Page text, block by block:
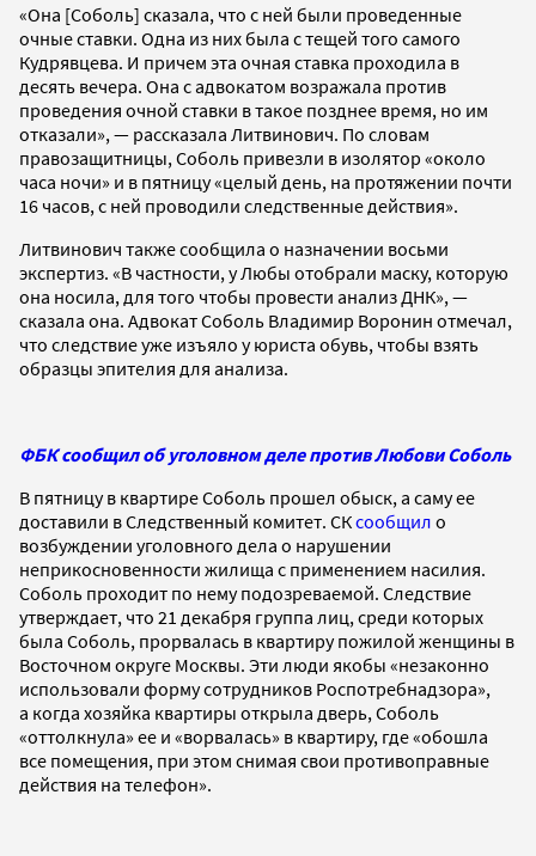
«Она [Соболь] сказала, что с ней были проведенные
очные ставки. Одна из них была с тещей того самого
Кудрявцева. И причем эта очная ставка проходила в
десять вечера. Она с адвокатом возражала против
проведения очной ставки в такое позднее время, но им
отказали», — рассказала Литвинович. По словам
правозащитницы, Соболь привезли в изолятор «около
часа ночи» и в пятницу «целый день, на протяжении почти
16 часов, с ней проводили следственные действия».
Литвинович также сообщила о назначении восьми
экспертиз. «В частности, у Любы отобрали маску, которую
она носила, для того чтобы провести анализ ДНК», —
сказала она. Адвокат Соболь Владимир Воронин отмечал,
что следствие уже изъяло у юриста обувь, чтобы взять
образцы эпителия для анализа.
ФБК сообщил об уголовном деле против Любови Соболь
В пятницу в квартире Соболь прошел обыск, а саму ее
доставили в Следственный комитет. СКсообщил о
возбуждении уголовного дела о нарушении
неприкосновенности жилища с применением насилия.
Соболь проходит по нему подозреваемой. Следствие
утверждает, что 21 декабря группа лиц, среди которых
была Соболь, прорвалась в квартиру пожилой женщины в
Восточном округе Москвы. Эти люди якобы «незаконно
использовали форму сотрудников Роспотребнадзора»,
а когда хозяйка квартиры открыла дверь, Соболь
«оттолкнула» ее и «ворвалась» в квартиру, где «обошла
все помещения, при этом снимая свои противоправные
действия на телефон».